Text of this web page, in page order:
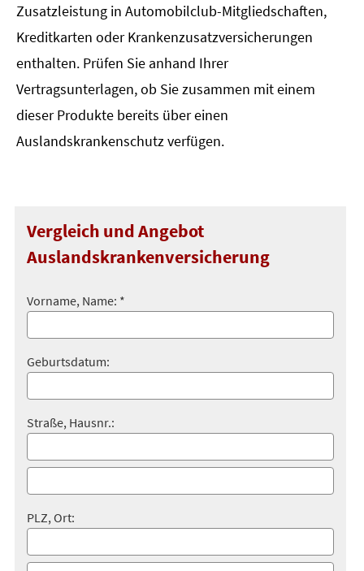
Zusatzleistung in Automobilclub-Mitgliedschaften,
Kredit­karten oder Kranken­zusatz­ver­si­che­rungen
enthalten. Prüfen Sie anhand Ihrer
Vertragsunterlagen, ob Sie zusammen mit einem
dieser Produkte bereits über einen
Auslandskrankenschutz verfügen.
Vergleich und Angebot
Auslandskrankenversicherung
Vorname, Name: *
Geburts­datum:
Straße, Hausnr.:
PLZ, Ort: